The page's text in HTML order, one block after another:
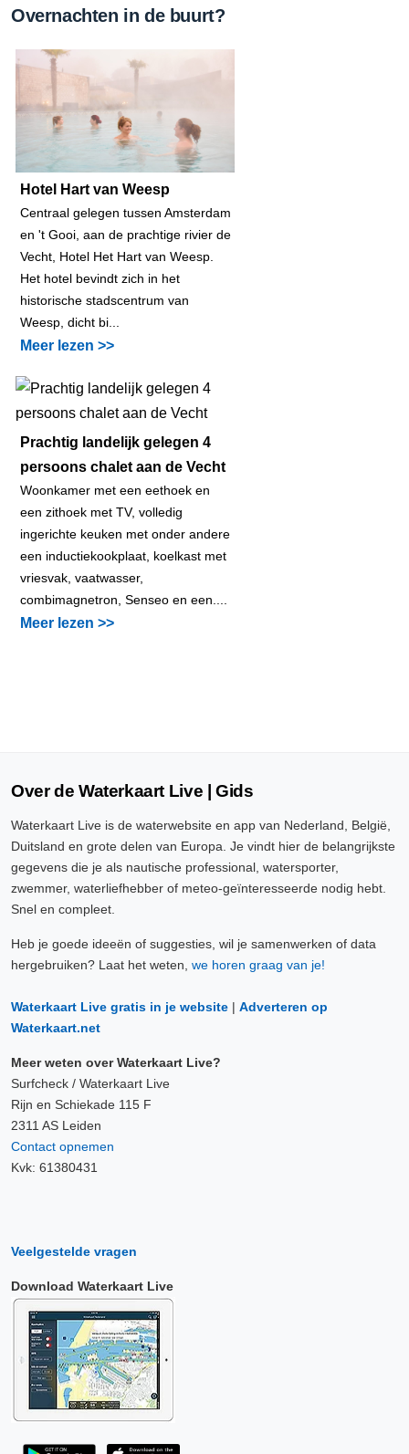
Overnachten in de buurt?
Hotel Hart van Weesp
Centraal gelegen tussen Amsterdam
en 't Gooi, aan de prachtige rivier de
Vecht, Hotel Het Hart van Weesp.
Het hotel bevindt zich in het
historische stadscentrum van
Weesp, dicht bi...
Meer lezen >>
Prachtig landelijk gelegen 4
persoons chalet aan de Vecht
Woonkamer met een eethoek en
een zithoek met TV, volledig
ingerichte keuken met onder andere
een inductiekookplaat, koelkast met
vriesvak, vaatwasser,
combimagnetron, Senseo en een....
Meer lezen >>
Over de Waterkaart Live | Gids
Waterkaart Live is de waterwebsite en app van Nederland, België,
Duitsland en grote delen van Europa. Je vindt hier de belangrijkste
gegevens die je als nautische professional, watersporter,
zwemmer, waterliefhebber of meteo-geïnteresseerde nodig hebt.
Snel en compleet.
Heb je goede ideeën of suggesties, wil je samenwerken of data
hergebruiken? Laat het weten, we horen graag van je!
Waterkaart Live gratis in je website | Adverteren op
Waterkaart.net
Meer weten over Waterkaart Live?
Surfcheck / Waterkaart Live
Rijn en Schiekade 115 F
2311 AS Leiden
Contact opnemen
Kvk: 61380431
Veelgestelde vragen
Download Waterkaart Live